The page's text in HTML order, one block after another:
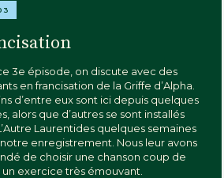
3e épisode, on discute avec des
en francisation de la Griffe d’Alpha.
d’entre eux sont ici depuis quelques
alors que d’autres se sont installés
Laurentides quelques semaines
enregistrement. Nous leur avons
de choisir une chanson coup de
exercice très émouvant.